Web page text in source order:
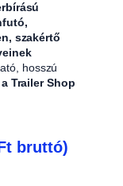
szakértő
hosszú
a Trailer Shop
bruttó)